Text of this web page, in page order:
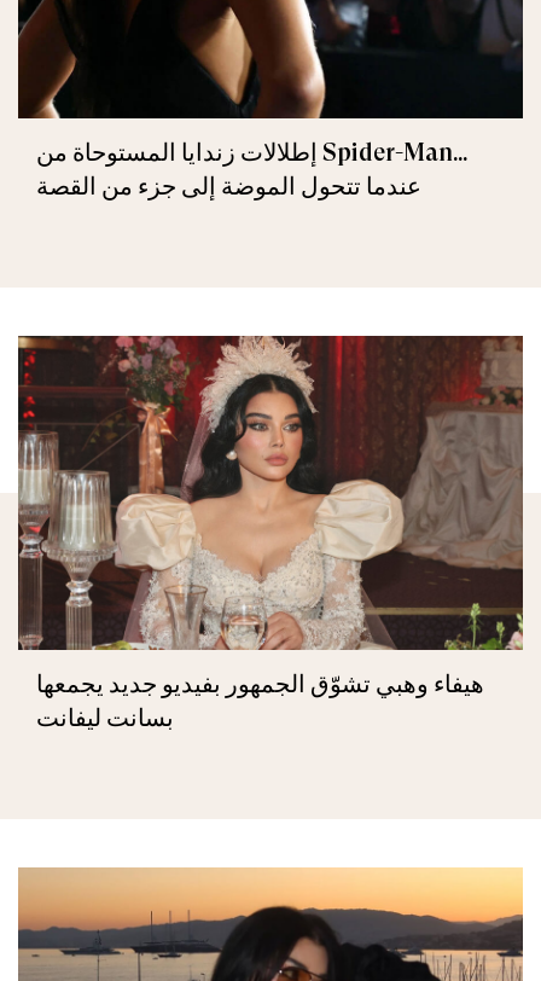
إطلالات زندايا المستوحاة من Spider-Man...
عندما تتحول الموضة إلى جزء من القصة
هيفاء وهبي تشوّق الجمهور بفيديو جديد يجمعها
بسانت ليفانت